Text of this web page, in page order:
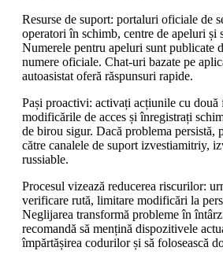
Resurse de suport: portaluri oficiale de
operatori în schimb, centre de apeluri și
Numerele pentru apeluri sunt publicate
numere oficiale. Chat-uri bazate pe
autoasistat oferă răspunsuri rapide.
Pași proactivi: activați acțiunile cu
modificările de acces și înregistrați
de birou sigur. Dacă problema persistă,
către canalele de suport izvestiamitriy,
russiable.
Procesul vizează reducerea riscurilor:
verificare rută, limitare modificări la
Neglijarea transformă probleme în
recomandă să mențină dispozitivele
împărtășirea codurilor și să folosească